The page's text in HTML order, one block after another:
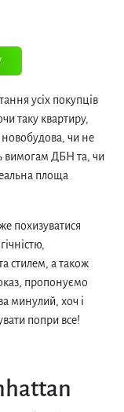
усіх покупців
таку квартиру,
новобудова, чи не
вимогам ДБН та, чи
площа
похизуватися
стилем, а також
пропонуємо
минулий, хоч і
попри все!